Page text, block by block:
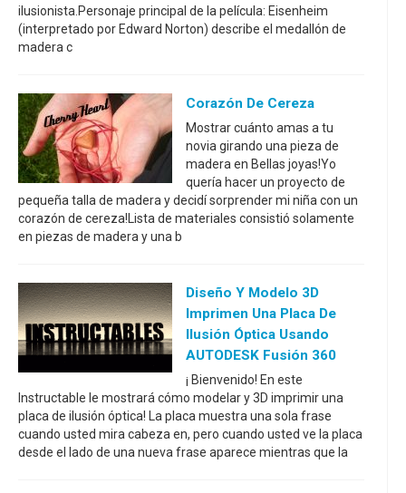
ilusionista.Personaje principal de la película: Eisenheim
(interpretado por Edward Norton) describe el medallón de
madera c
Corazón De Cereza
Mostrar cuánto amas a tu
novia girando una pieza de
madera en Bellas joyas!Yo
quería hacer un proyecto de
pequeña talla de madera y decidí sorprender mi niña con un
corazón de cereza!Lista de materiales consistió solamente
en piezas de madera y una b
Diseño Y Modelo 3D
Imprimen Una Placa De
Ilusión Óptica Usando
AUTODESK Fusión 360
¡ Bienvenido! En este
Instructable le mostrará cómo modelar y 3D imprimir una
placa de ilusión óptica! La placa muestra una sola frase
cuando usted mira cabeza en, pero cuando usted ve la placa
desde el lado de una nueva frase aparece mientras que la